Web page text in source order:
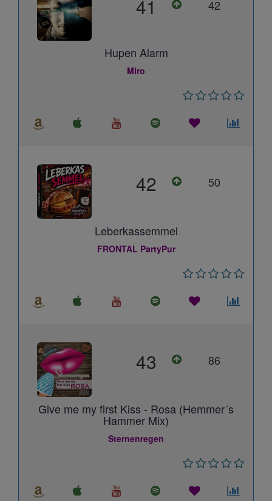
41 42
Hupen Alarm
Miro
42 50
Leberkassemmel
FRONTAL PartyPur
43 86
Give me my first Kiss - Rosa (Hemmer´s
Hammer Mix)
Sternenregen